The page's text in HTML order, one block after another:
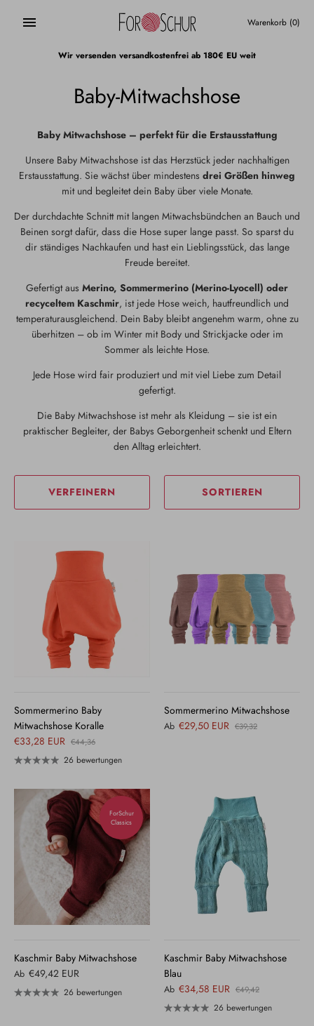
Warenkorb (0)
Wir versenden versandkostenfrei ab 180€ EU weit
Baby-Mitwachshose
Baby Mitwachshose – perfekt für die Erstausstattung
Unsere Baby Mitwachshose ist das Herzstück jeder nachhaltigen
Erstausstattung. Sie wächst über mindestens drei Größen hinweg
mit und begleitet dein Baby über viele Monate.
Der durchdachte Schnitt mit langen Mitwachsbündchen an Bauch und
Beinen sorgt dafür, dass die Hose super lange passt. So sparst du
dir ständiges Nachkaufen und hast ein Lieblingsstück, das lange
Freude bereitet.
Gefertigt aus Merino, Sommermerino (Merino-Lyocell) oder
recyceltem Kaschmir, ist jede Hose weich, hautfreundlich und
temperaturausgleichend. Dein Baby bleibt angenehm warm, ohne zu
überhitzen – ob im Winter mit Body und Strickjacke oder im
Sommer als leichte Hose.
Jede Hose wird fair produziert und mit viel Liebe zum Detail
gefertigt.
Die Baby Mitwachshose ist mehr als Kleidung – sie ist ein
praktischer Begleiter, der Babys Geborgenheit schenkt und Eltern
den Alltag erleichtert.
VERFEINERN SORTIEREN
Sommermerino Baby
Mitwachshose Koralle
€33,28 EUR €44,36
26 bewertungen
Sommermerino Mitwachshose
Ab €29,50 EUR €39,32
ForSchur
Classics
Kaschmir Baby Mitwachshose
Ab €49,42 EUR
26 bewertungen
Kaschmir Baby Mitwachshose
Blau
Ab €34,58 EUR €49,42
26 bewertungen